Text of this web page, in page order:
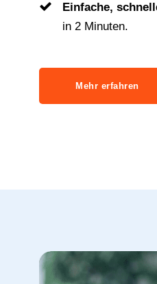
Einfache,
in 2 Minuten.
Mehr erfahren